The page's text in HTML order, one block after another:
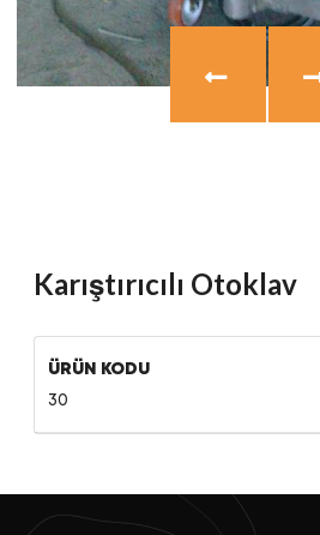
Karıştırıcılı Otoklav
ÜRÜN KODU
30